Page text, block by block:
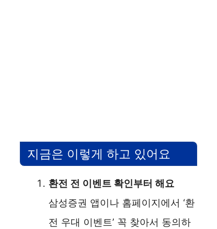
지금은 이렇게 하고 있어요
환전 전 이벤트 확인부터 해요
삼성증권 앱이나 홈페이지에서 ‘환
전 우대 이벤트’ 꼭 찾아서 동의하